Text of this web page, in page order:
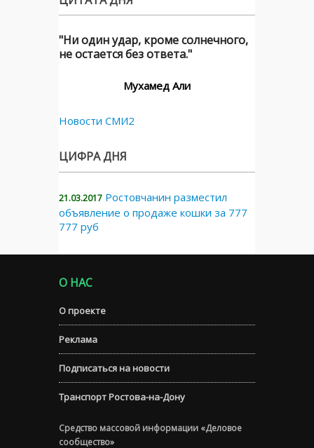
"Ни один удар, кроме солнечного,
не остается без ответа."
Мухамед Али
Новости СМИ2
ЦИФРА ДНЯ
21.03.2017 Ростовчанин разместил
объявление о продаже кошки за 777
777 руб
О НАС
О проекте
Реклама
Подписаться на новости
Транспорт Ростова-на-Дону
Средство массовой информации «Деловое
сообщество»